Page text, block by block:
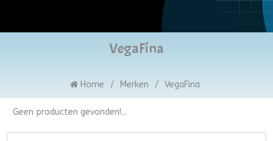
VegaFina
Home / Merken / VegaFina
Geen producten gevonden!...